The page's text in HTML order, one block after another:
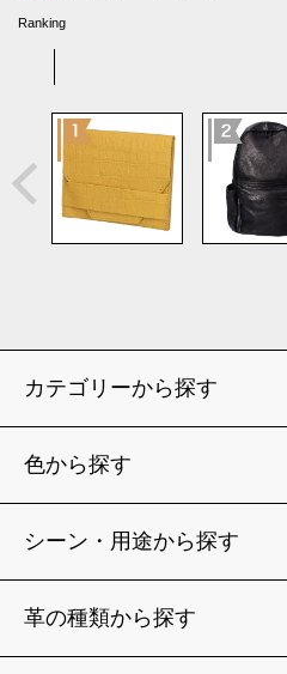
Ranking
カテゴリーから探す
色から探す
シーン・用途から探す
革の種類から探す